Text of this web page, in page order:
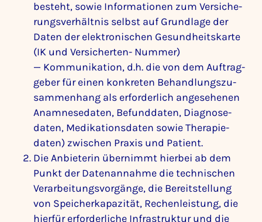
besteht, sowie Infor­ma­tionen zum Versi­che­
rungs­ver­hältnis selbst auf Grund­lage der
Daten der elek­tro­ni­schen Gesund­heits­karte
(IK und Versi­cherten- Nummer)
— Kommu­ni­ka­tion, d.h. die von dem Auftrag­
geber für einen konkreten Behand­lungs­zu­
sam­men­hang als erfor­der­lich ange­se­henen
Anamne­se­daten, Befund­daten, Diagno­se­
daten, Medi­ka­ti­ons­daten sowie Thera­pie­
daten) zwischen Praxis und Patient.
Die Anbie­terin über­nimmt hierbei ab dem
Punkt der Daten­an­nahme die tech­ni­schen
Verar­bei­tungs­vor­gänge, die Bereit­stel­lung
von Spei­cher­ka­pa­zität, Rechen­leis­tung, die
hierfür erfor­der­liche Infra­struktur und die